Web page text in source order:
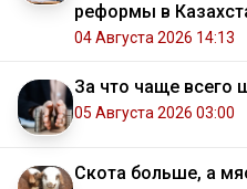
реформы в
04 Августа 2026 14:13
За что чаще всего
05 Августа 2026 03:00
Скота больше, а